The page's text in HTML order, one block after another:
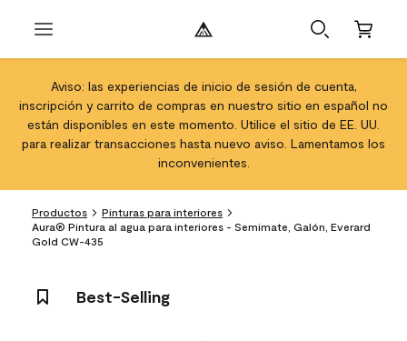
Aviso: las experiencias de inicio de sesión de cuenta,
inscripción y carrito de compras en nuestro sitio en español no
están disponibles en este momento. Utilice el sitio de EE. UU.
para realizar transacciones hasta nuevo aviso. Lamentamos los
inconvenientes.
Productos
Pinturas para interiores
Aura® Pintura al agua para interiores - Semimate, Galón, Everard
Gold CW-435
Best-Selling